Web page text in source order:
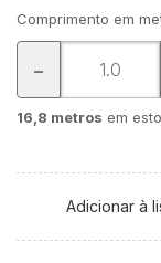
Comprimento em
-
16,8 metros em
Adicionar à